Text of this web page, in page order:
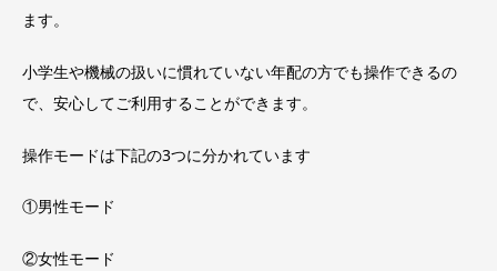
ます。
小学生や機械の扱いに慣れていない年配の方でも操作できるの
で、安心してご利用することができます。
操作モードは下記の3つに分かれています
①男性モード
②女性モード